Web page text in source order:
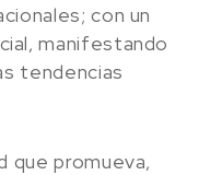
con un
manifestando
tendencias
que promueva,